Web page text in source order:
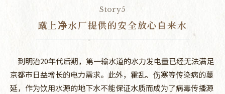
Story5
蹴上净水厂提供的安全放心自来水
到明治20年代后期，第一输水道的水力发电量已经无法满足
京都市日益增长的电力需求。此外，霍乱、伤寒等传染病的蔓
延，作为饮用水源的地下水不能保证水质而成为了病毒传播源